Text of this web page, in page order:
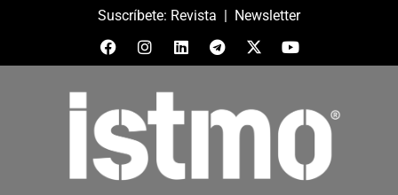
Suscríbete: Revista | Newsletter